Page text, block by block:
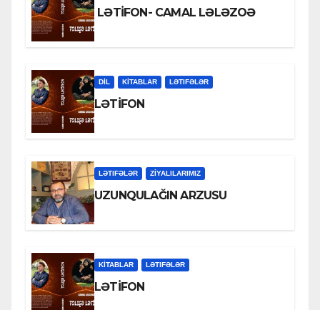
LƏTİFON- CAMAL LƏLƏZOƏ
DİL KİTABLAR LƏTIFƏLƏR
LƏTİFON
LƏTIFƏLƏR ZİYALILARIMIZ
UZUNQULAĞIN ARZUSU
KİTABLAR LƏTIFƏLƏR
LƏTİFON